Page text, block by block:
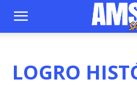
LOGRO